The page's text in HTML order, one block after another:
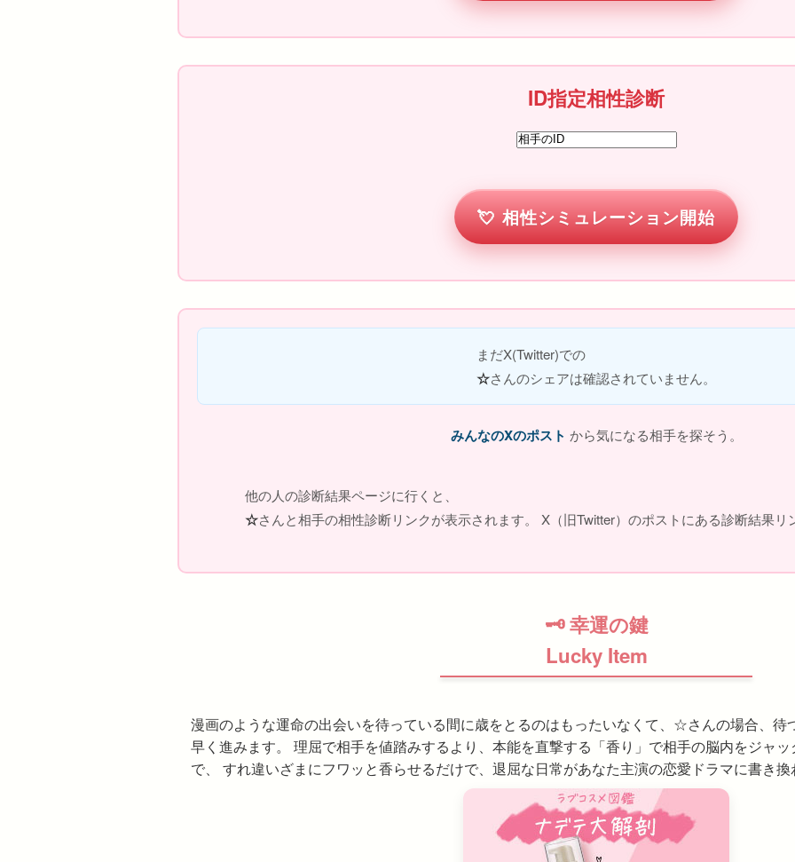
ID指定相性診断
相性シミュレーション開始
まだX(Twitter)での
☆さんのシェアは確認されていません。
みんなのXのポスト から気になる相手を探そう。
他の人の診断結果ページに行くと、
☆さんと相手の相性診断リンクが表示されます。 X（旧Twitter）のポストにある診断結果
🗝 幸運の鍵
Lucky Item
漫画のような運命の出会いを待っている間に歳をとるのはもったいなくて、☆さんの場合、待
早く進みます。 理屈で相手を値踏みするより、本能を直撃する「香り」で相手の脳内をジャ
で、 すれ違いざまにフワッと香らせるだけで、退屈な日常があなた主演の恋愛ドラマに書き